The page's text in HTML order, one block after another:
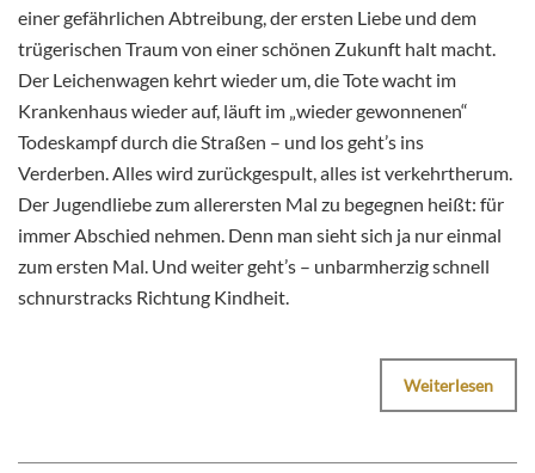
einer gefährlichen Abtreibung, der ersten Liebe und dem
trügerischen Traum von einer schönen Zukunft halt macht.
Der Leichenwagen kehrt wieder um, die Tote wacht im
Krankenhaus wieder auf, läuft im „wieder gewonnenen“
Todeskampf durch die Straßen – und los geht’s ins
Verderben. Alles wird zurückgespult, alles ist verkehrtherum.
Der Jugendliebe zum allerersten Mal zu begegnen heißt: für
immer Abschied nehmen. Denn man sieht sich ja nur einmal
zum ersten Mal. Und weiter geht’s – unbarmherzig schnell
schnurstracks Richtung Kindheit.
Weiterlesen